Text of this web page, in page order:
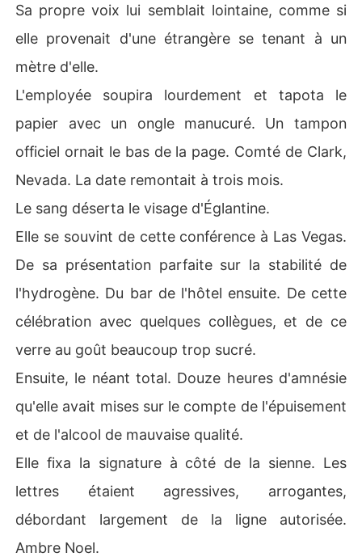
Sa propre voix lui semblait lointaine, comme si
elle provenait d'une étrangère se tenant à un
mètre d'elle.
L'employée soupira lourdement et tapota le
papier avec un ongle manucuré. Un tampon
officiel ornait le bas de la page. Comté de Clark,
Nevada. La date remontait à trois mois.
Le sang déserta le visage d'Églantine.
Elle se souvint de cette conférence à Las Vegas.
De sa présentation parfaite sur la stabilité de
l'hydrogène. Du bar de l'hôtel ensuite. De cette
célébration avec quelques collègues, et de ce
verre au goût beaucoup trop sucré.
Ensuite, le néant total. Douze heures d'amnésie
qu'elle avait mises sur le compte de l'épuisement
et de l'alcool de mauvaise qualité.
Elle fixa la signature à côté de la sienne. Les
lettres étaient agressives, arrogantes,
débordant largement de la ligne autorisée.
Ambre Noel.